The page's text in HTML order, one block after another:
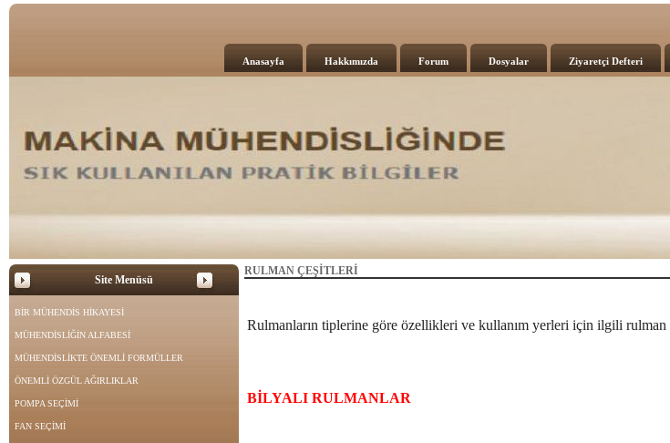
Anasayfa Hakkımızda Forum Dosyalar Ziyaretçi Defteri
Site Menüsü
BİR MÜHENDİS HİKAYESİ
MÜHENDİSLİĞİN ALFABESİ
MÜHENDİSLİKTE ÖNEMLİ FORMÜLLER
ÖNEMLİ ÖZGÜL AĞIRLIKLAR
POMPA SEÇİMİ
FAN SEÇİMİ
RULMAN ÇEŞİTLERİ
Rulmanların tiplerine göre özellikleri ve kullanım yerleri için ilgili rulman
BİLYALI RULMANLAR